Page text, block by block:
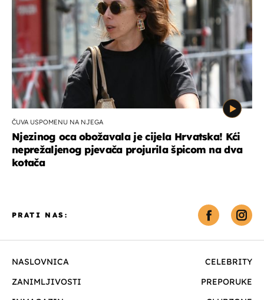
ČUVA USPOMENU NA NJEGA
Njezinog oca obožavala je cijela Hrvatska! Kći
neprežaljenog pjevača projurila špicom na dva
kotača
NASLOVNICA
CELEBRITY
ZANIMLJIVOSTI
PREPORUKE
PRATI NAS: